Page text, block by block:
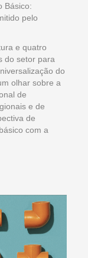
Básico:
pelo
e quatro
do setor para
do
olhar sobre a
de
e de
de
com a